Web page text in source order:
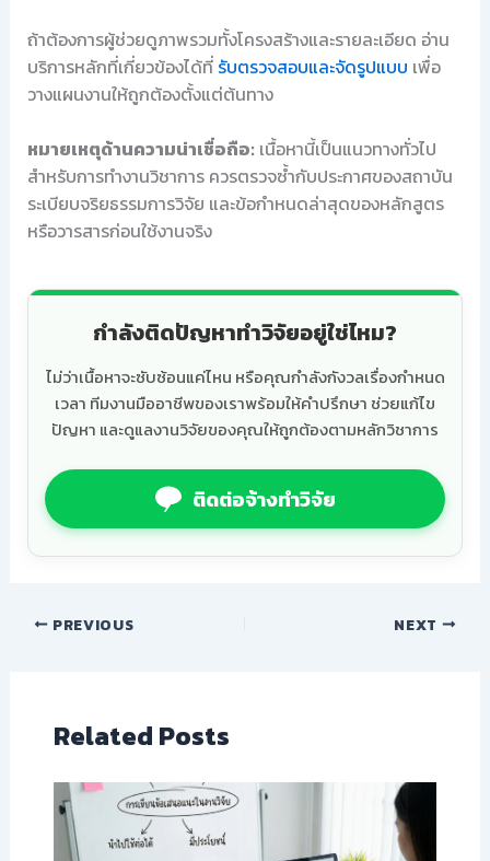
ถ้าต้องการผู้ช่วยดูภาพรวมทั้งโครงสร้างและรายละเอียด อ่าน
บริการหลักที่เกี่ยวข้องได้ที่ รับตรวจสอบและจัดรูปแบบ เพื่อ
วางแผนงานให้ถูกต้องตั้งแต่ต้นทาง
หมายเหตุด้านความน่าเชื่อถือ: เนื้อหานี้เป็นแนวทางทั่วไป
สำหรับการทำงานวิชาการ ควรตรวจซ้ำกับประกาศของสถาบัน
ระเบียบจริยธรรมการวิจัย และข้อกำหนดล่าสุดของหลักสูตร
หรือวารสารก่อนใช้งานจริง
กำลังติดปัญหาทำวิจัยอยู่ใช่ไหม?
ไม่ว่าเนื้อหาจะซับซ้อนแค่ไหน หรือคุณกำลังกังวลเรื่องกำหนด
เวลา ทีมงานมืออาชีพของเราพร้อมให้คำปรึกษา ช่วยแก้ไข
ปัญหา และดูแลงานวิจัยของคุณให้ถูกต้องตามหลักวิชาการ
ติดต่อจ้างทำวิจัย
PREVIOUS NEXT
Related Posts